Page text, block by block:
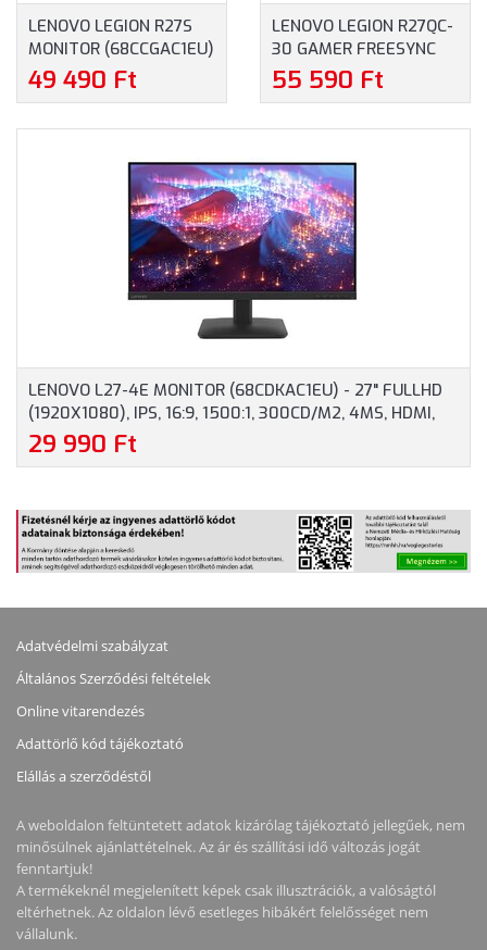
LENOVO LEGION R27S
MONITOR (68CCGAC1EU)
- 27.0" FULLHD
(1920X1080) IPS, 16:9,
ÉV GARANCIA, FEKETE
49 490 Ft
LENOVO LEGION R27QC-
30 GAMER FREESYNC
MONITOR
(67C6GAC2EU) - 27.0"
180HZ, 2X HDMI,
DISPLAYPORT,
HANGSZÓRÓ, 3 ÉV
GARANCIA, FEKETE
SZÍNBEN
55 590 Ft
LENOVO L27-4E MONITOR (68CDKAC1EU) - 27" FULLHD
(1920X1080), IPS, 16:9, 1500:1, 300CD/M2, 4MS, HDMI,
VGA, 3 ÉV GARANCIA, FEKETE SZÍNBEN
29 990 Ft
Adatvédelmi szabályzat
Általános Szerződési feltételek
Online vitarendezés
Adattörlő kód tájékoztató
Elállás a szerződéstől
A weboldalon feltüntetett adatok kizárólag tájékoztató jellegűek, nem
minősülnek ajánlattételnek. Az ár és szállítási idő változás jogát
fenntartjuk!
A termékeknél megjelenített képek csak illusztrációk, a valóságtól
eltérhetnek. Az oldalon lévő esetleges hibákért felelősséget nem
vállalunk.